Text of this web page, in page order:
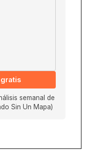
semanal de
Sin Un Mapa)